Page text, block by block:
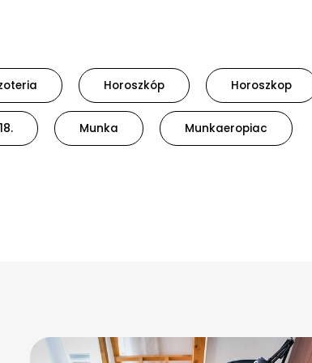
Horoszkóp Horoszkop
Munka Munkaeropiac